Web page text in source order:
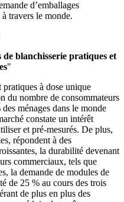
d’emballages
travers le monde.
blanchisserie pratiques et
"
pratiques à dose unique
du nombre de consommateurs
ménages dans le monde
constate un intérêt
et pré-mesurés. De plus,
répondent à des
la durabilité devenant
commerciaux, tels que
la demande de modules de
de 25 % au cours des trois
de plus en plus des